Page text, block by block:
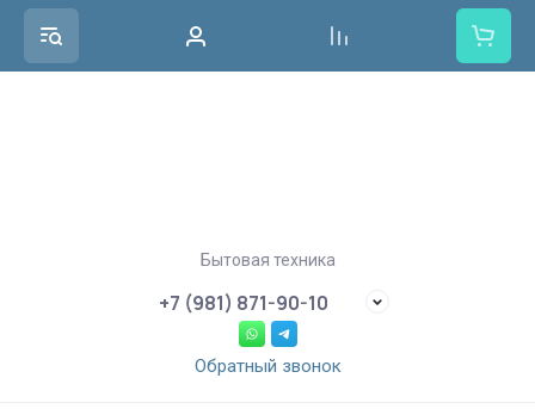
Бытовая техника
+7 (981) 871-90-10
Обратный звонок